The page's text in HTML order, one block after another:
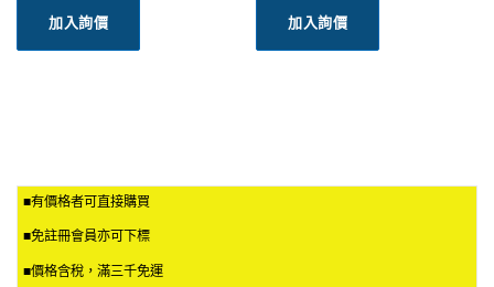
加入詢價 加入詢價
■有價格者可直接購買
■免註冊會員亦可下標
■價格含稅，滿三千免運